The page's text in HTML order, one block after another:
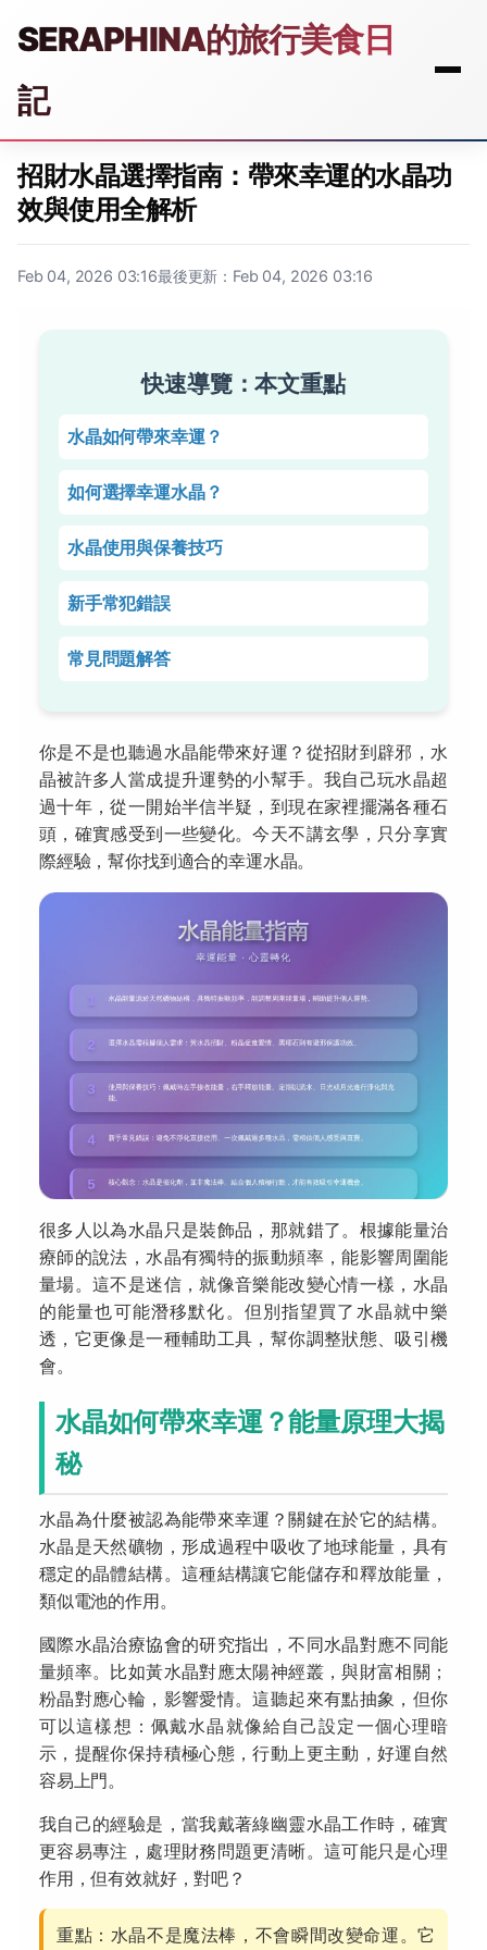
SERAPHINA的旅行美食日
記
招財水晶選擇指南：帶來幸運的水晶功
效與使用全解析
Feb 04, 2026 03:16最後更新：Feb 04, 2026 03:16
快速導覽：本文重點
水晶如何帶來幸運？
如何選擇幸運水晶？
水晶使用與保養技巧
新手常犯錯誤
常見問題解答
你是不是也聽過水晶能帶來好運？從招財到辟邪，水
晶被許多人當成提升運勢的小幫手。我自己玩水晶超
過十年，從一開始半信半疑，到現在家裡擺滿各種石
頭，確實感受到一些變化。今天不講玄學，只分享實
際經驗，幫你找到適合的幸運水晶。
很多人以為水晶只是裝飾品，那就錯了。根據能量治
療師的說法，水晶有獨特的振動頻率，能影響周圍能
量場。這不是迷信，就像音樂能改變心情一樣，水晶
的能量也可能潛移默化。但別指望買了水晶就中樂
透，它更像是一種輔助工具，幫你調整狀態、吸引機
會。
水晶如何帶來幸運？能量原理大揭
秘
水晶為什麼被認為能帶來幸運？關鍵在於它的結構。
水晶是天然礦物，形成過程中吸收了地球能量，具有
穩定的晶體結構。這種結構讓它能儲存和釋放能量，
類似電池的作用。
國際水晶治療協會的研究指出，不同水晶對應不同能
量頻率。比如黃水晶對應太陽神經叢，與財富相關；
粉晶對應心輪，影響愛情。這聽起來有點抽象，但你
可以這樣想：佩戴水晶就像給自己設定一個心理暗
示，提醒你保持積極心態，行動上更主動，好運自然
容易上門。
我自己的經驗是，當我戴著綠幽靈水晶工作時，確實
更容易專注，處理財務問題更清晰。這可能只是心理
作用，但有效就好，對吧？
重點：水晶不是魔法棒，不會瞬間改變命運。它